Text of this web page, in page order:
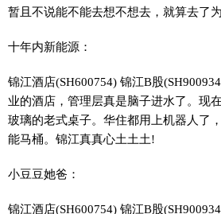
暂且不说能不能去想不想去，就算去了
十年内新能源：
锦江酒店(SH600754) 锦江B股
业的酒店，管理层真是脑子进水了。现
玻璃的老式桌子。华住都用上机器人了
能马桶。锦江真真心土土土!
小豆豆她爸：
锦江酒店(SH600754) 锦江B股